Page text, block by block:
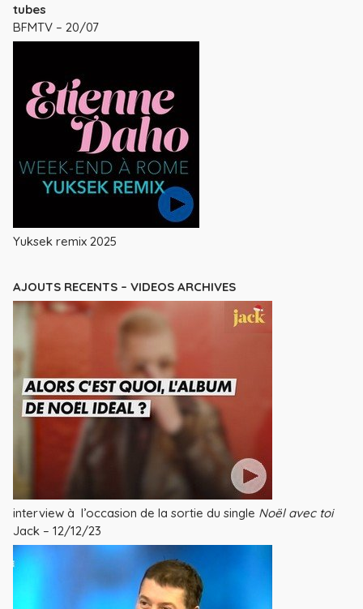
tubes
BFMTV – 20/07
Yuksek remix 2025
AJOUTS RECENTS – VIDEOS ARCHIVES
interview à l’occasion de la sortie du single Noël avec toi
Jack – 12/12/23